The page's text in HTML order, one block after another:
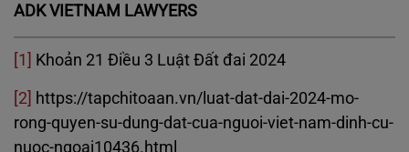
ADK VIETNAM LAWYERS
[1] Khoản 21 Điều 3 Luật Đất đai 2024
[2] https://tapchitoaan.vn/luat-dat-dai-2024-mo-
rong-quyen-su-dung-dat-cua-nguoi-viet-nam-dinh-cu-
nuoc-ngoai10436.html